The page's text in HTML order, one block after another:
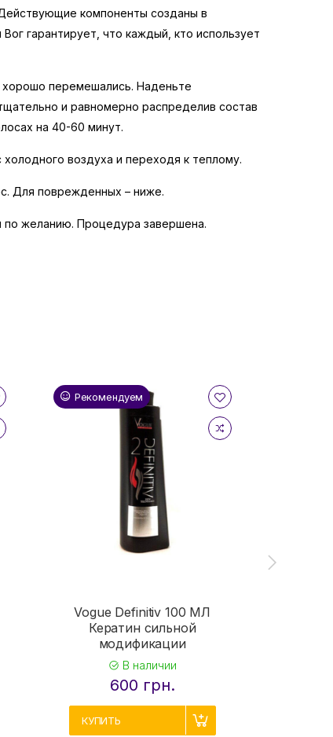
компоненты созданы в
гарантирует, что каждый, кто использует
хорошо перемешались. Наденьте
и равномерно распределив состав
на 40-60 минут.
воздуха и переходя к теплому.
Для поврежденных – ниже.
по желанию. Процедура завершена.
Рекомендуем
Vogue Definitiv 100 МЛ
Кератин сильной
модификации
В наличии
600 грн.
КУПИТЬ